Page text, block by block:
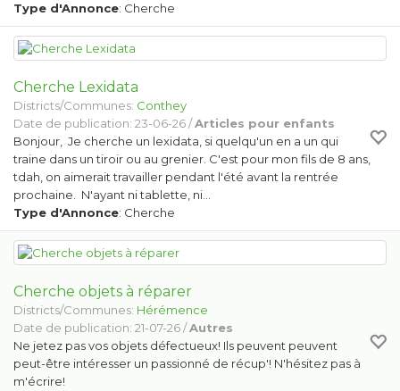
Type d'Annonce: Cherche
Cherche Lexidata
Districts/Communes: Conthey
Date de publication: 23-06-26 /Articles pour enfants
Bonjour, Je cherche un lexidata, si quelqu'un en a un qui
traine dans un tiroir ou au grenier. C'est pour mon fils de 8 ans,
tdah, on aimerait travailler pendant l'été avant la rentrée
prochaine. N'ayant ni tablette, ni…
Type d'Annonce: Cherche
Cherche objets à réparer
Districts/Communes: Hérémence
Date de publication: 21-07-26 /Autres
Ne jetez pas vos objets défectueux! Ils peuvent peuvent
peut-être intéresser un passionné de récup'! N'hésitez pas à
m'écrire!